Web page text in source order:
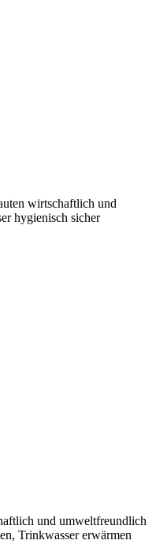
wirtschaftlich und
hygienisch sicher
und umweltfreundlich
Trinkwasser erwärmen